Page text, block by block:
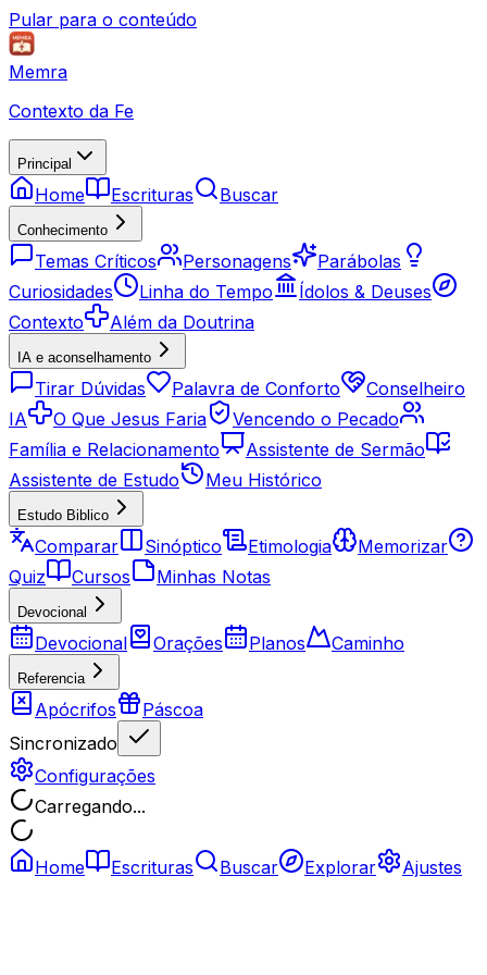
Pular para o conteúdo
Memra
Contexto da Fe
Principal
Home Escrituras Buscar
Conhecimento
Temas Críticos Personagens
Parábolas
Curiosidades
Linha do Tempo
Ídolos & Deuses
Contexto
Além da Doutrina
IA e aconselhamento
Tirar Dúvidas Palavra de Conforto
Conselheiro
IA
O Que Jesus Faria
Vencendo o Pecado
Família e Relacionamento
Assistente de Sermão
Assistente de Estudo
Meu Histórico
Estudo Biblico
Comparar Sinóptico Etimologia
Memorizar
Quiz
Cursos Minhas Notas
Devocional
Devocional Orações Planos Caminho
Referencia
Apócrifos
Páscoa
Sincronizado
Configurações
Carregando...
Home Escrituras Buscar Explorar Ajustes